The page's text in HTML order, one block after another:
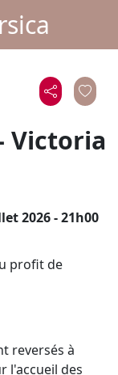
Victoria
2026 - 21h00
profit de
reversés à
l'accueil des